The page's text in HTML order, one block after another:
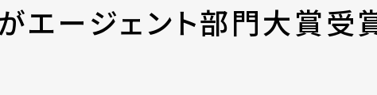
エージェント部門大賞受